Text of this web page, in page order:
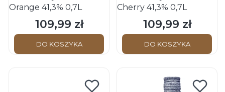
Orange 41,3% 0,7L
Cena
109,99 zł
DO KOSZYKA
Cherry 41,3% 0,7L
Cena
109,99 zł
DO KOSZYKA